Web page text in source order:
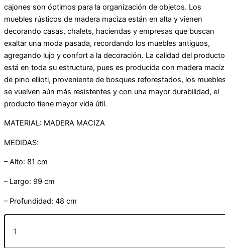
cajones son óptimos para la organización de objetos. Los
muebles rústicos de madera maciza están en alta y vienen
decorando casas, chalets, haciendas y empresas que buscan
exaltar una moda pasada, recordando los muebles antiguos,
agregando lujo y confort a la decoración. La calidad del producto
está en toda su estructura, pues es producida con madera
de pino ellioti, proveniente de bosques reforestados, los
se vuelven aún más resistentes y con una mayor durabilidad, el
producto tiene mayor vida útil.
MATERIAL: MADERA MACIZA
MEDIDAS:
– Alto: 81 cm
– Largo: 99 cm
– Profundidad: 48 cm